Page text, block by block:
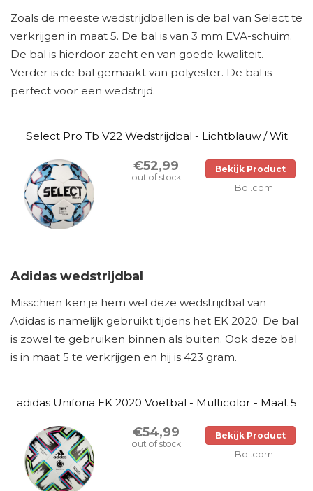
Zoals de meeste wedstrijdballen is de bal van Select te
verkrijgen in maat 5. De bal is van 3 mm EVA-schuim.
De bal is hierdoor zacht en van goede kwaliteit.
Verder is de bal gemaakt van polyester. De bal is
perfect voor een wedstrijd.
Select Pro Tb V22 Wedstrijdbal - Lichtblauw / Wit
€52,99
out of stock
Bekijk Product
Bol.com
Adidas wedstrijdbal
Misschien ken je hem wel deze wedstrijdbal van
Adidas is namelijk gebruikt tijdens het EK 2020. De bal
is zowel te gebruiken binnen als buiten. Ook deze bal
is in maat 5 te verkrijgen en hij is 423 gram.
adidas Uniforia EK 2020 Voetbal - Multicolor - Maat 5
€54,99
out of stock
Bekijk Product
Bol.com